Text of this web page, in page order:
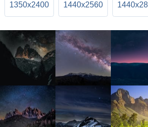
1350x2400 1440x2560